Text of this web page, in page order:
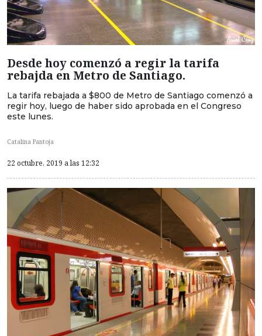
Desde hoy comenzó a regir la tarifa
rebajda en Metro de Santiago.
La tarifa rebajada a $800 de Metro de Santiago comenzó a
regir hoy, luego de haber sido aprobada en el Congreso
este lunes.
Catalina Pantoja
22 octubre, 2019 a las 12:32